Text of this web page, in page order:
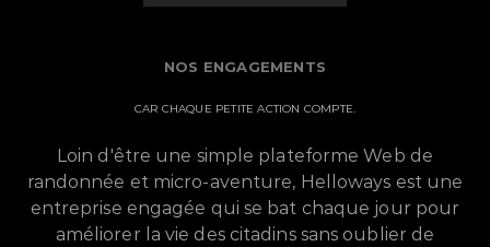
NOS ENGAGEMENTS
CAR CHAQUE PETITE ACTION COMPTE.
Loin d'être une simple plateforme Web de
randonnée et micro-aventure, Helloways est une
entreprise engagée qui se bat chaque jour pour
améliorer la vie des citadins sans oublier de